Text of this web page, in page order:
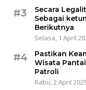
#3
Secara
Sebagai
Berikutnya
Selasa, 1 April
#4
Pastikan
Wisata
Patroli
Rabu, 2 April 2025